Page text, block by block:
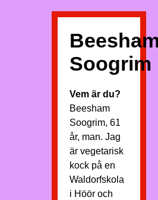
Soogrim
Vem är du?
Beesham
Soogrim, 61
år, man. Jag
är vegetarisk
kock på en
Waldorfskola
i Höör och